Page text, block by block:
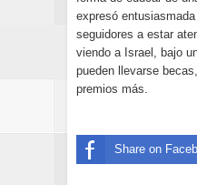
expresó
seguidores a estar
viendo a Israel, bajo
pueden llevarse
premios más.
Share on